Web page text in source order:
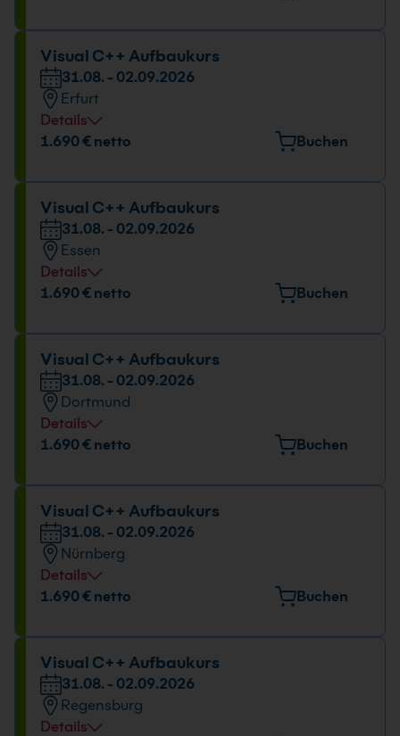
Visual C++ Aufbaukurs
31.08. - 02.09.2026
Erfurt
Details
Veranstaltungsort
Datum und Uhrzeit
31.08. - 02.09.2026
09:00 - 16:00 Uhr
1.690 € netto Buchen
Visual C++ Aufbaukurs
31.08. - 02.09.2026
Essen
Details
Veranstaltungsort
Datum und Uhrzeit
31.08. - 02.09.2026
09:00 - 16:00 Uhr
1.690 € netto Buchen
Visual C++ Aufbaukurs
31.08. - 02.09.2026
Dortmund
Details
Veranstaltungsort
Datum und Uhrzeit
31.08. - 02.09.2026
09:00 - 16:00 Uhr
1.690 € netto Buchen
Visual C++ Aufbaukurs
31.08. - 02.09.2026
Nürnberg
Details
Veranstaltungsort
Datum und Uhrzeit
31.08. - 02.09.2026
09:00 - 16:00 Uhr
1.690 € netto Buchen
Visual C++ Aufbaukurs
31.08. - 02.09.2026
Regensburg
Details